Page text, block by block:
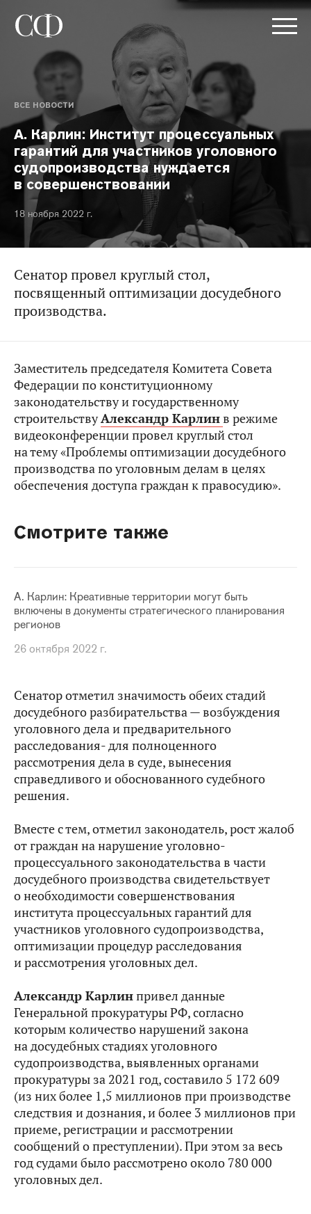
ВСЕ НОВОСТИ
А. Карлин: Институт процессуальных
гарантий для участников уголовного
судопроизводства нуждается
в совершенствовании
18 ноября 2022 г.
Сенатор провел круглый стол,
посвященный оптимизации досудебного
производства.
Заместитель председателя Комитета Совета
Федерации по конституционному
законодательству и государственному
строительствуАлександр Карлинв режиме
видеоконференции провел круглый стол
на тему «Проблемы оптимизации досудебного
производства по уголовным делам в целях
обеспечения доступа граждан к правосудию».
Смотрите также
А. Карлин: Креативные территории могут быть
включены в документы стратегического планирования
регионов
26 октября 2022 г.
Сенатор отметил значимость обеих стадий
досудебного разбирательства — возбуждения
уголовного дела и предварительного
расследования- для полноценного
рассмотрения дела в суде, вынесения
справедливого и обоснованного судебного
решения.
Вместе с тем, отметил законодатель, рост жалоб
от граждан на нарушение уголовно-
процессуального законодательства в части
досудебного производства свидетельствует
о необходимости совершенствования
института процессуальных гарантий для
участников уголовного судопроизводства,
оптимизации процедур расследования
и рассмотрения уголовных дел.
Александр Карлинпривел данные
Генеральной прокуратуры РФ, согласно
которым количество нарушений закона
на досудебных стадиях уголовного
судопроизводства, выявленных органами
прокуратуры за 2021 год, составило 5 172 609
(из них более 1,5 миллионов при производстве
следствия и дознания, и более 3 миллионов при
приеме, регистрации и рассмотрении
сообщений о преступлении). При этом за весь
год судами было рассмотрено около 780 000
уголовных дел.